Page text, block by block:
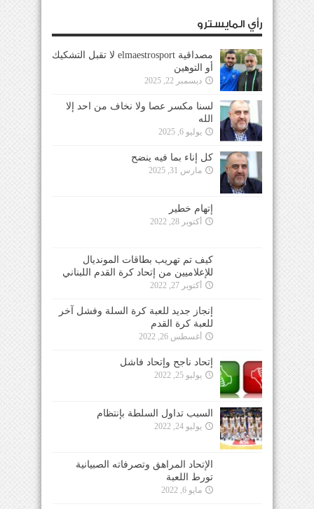
رأي المايسترو
مصداقية elmaestrosport لا تقبل التشكيك
أو التوهين
ديسمبر 22, 2025
لسنا مكسر عصا ولا نخاف من احد إلا
الله
يوليو 6, 2025
كل إناء بما فيه ينضح
مارس 31, 2025
إتهام خطير
أكتوبر 28, 2022
كيف تم تهريب بطاقات المونديال
للإعلاميين من إتحاد كرة القدم اللبناني
أكتوبر 27, 2022
إنجاز جديد للعبة كرة السلة وفشل آخر
للعبة كرة القدم
أغسطس 26, 2022
إتحاد ناجح وإتحاد فاشل
يوليو 25, 2022
السبب تداول السلطة بإنتظام
يوليو 24, 2022
الإتحاد المراهق وتصرفاته الصبيانية
تورط اللعبة
مايو 6, 2022